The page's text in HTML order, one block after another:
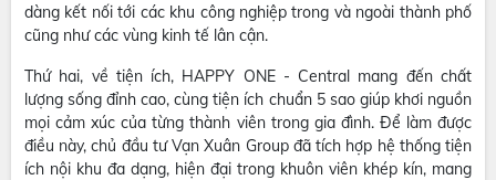
dàng kết nối tới các khu công nghiệp trong và ngoài thành phố
cũng như các vùng kinh tế lân cận.
Thứ hai, về tiện ích, HAPPY ONE - Central mang đến chất
lượng sống đỉnh cao, cùng tiện ích chuẩn 5 sao giúp khơi nguồn
mọi cảm xúc của từng thành viên trong gia đình. Để làm được
điều này, chủ đầu tư Vạn Xuân Group đã tích hợp hệ thống tiện
ích nội khu đa dạng, hiện đại trong khuôn viên khép kín, mang